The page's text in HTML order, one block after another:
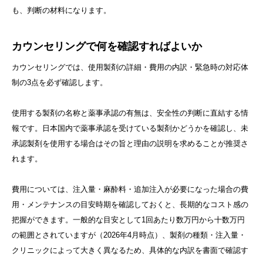
も、判断の材料になります。
カウンセリングで何を確認すればよいか
カウンセリングでは、使用製剤の詳細・費用の内訳・緊急時の対応体
制の3点を必ず確認します。
使用する製剤の名称と薬事承認の有無は、安全性の判断に直結する情
報です。日本国内で薬事承認を受けている製剤かどうかを確認し、未
承認製剤を使用する場合はその旨と理由の説明を求めることが推奨さ
れます。
費用については、注入量・麻酔料・追加注入が必要になった場合の費
用・メンテナンスの目安時期を確認しておくと、長期的なコスト感の
把握ができます。一般的な目安として1回あたり数万円から十数万円
の範囲とされていますが（2026年4月時点）、製剤の種類・注入量・
クリニックによって大きく異なるため、具体的な内訳を書面で確認す
キャンペーン情報 LINE予約 採用情報